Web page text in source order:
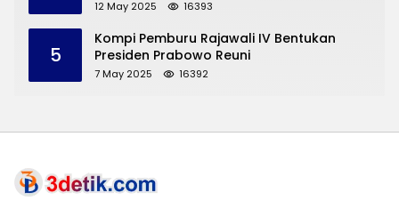
Pengembangan Pariwisata dan UMKM
12 May 2025 16393
5
Kompi Pemburu Rajawali IV Bentukan
Presiden Prabowo Reuni
7 May 2025 16392